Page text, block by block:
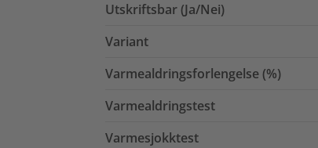
Utskriftsbar (Ja/Nei)
Variant
Varmealdringsforlengelse (%)
Varmealdringstest
Varmesjokktest